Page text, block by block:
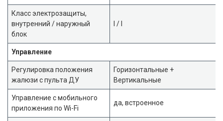
Класс электрозащиты,
внутренний / наружный
блок
I / I
Управление
Регулировка положения
жалюзи с пульта ДУ
Горизонтальные +
Вертикальные
Управление c мобильного
приложения по Wi-Fi
да, встроенное